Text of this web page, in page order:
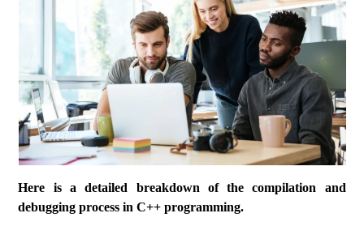
Here is a detailed breakdown of the compilation and
debugging process in C++ programming.